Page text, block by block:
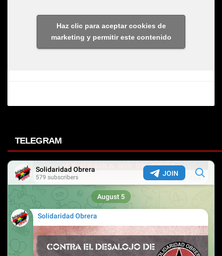
Haz clic para aceptar cookies de
marketing y permitir este contenido
TELEGRAM